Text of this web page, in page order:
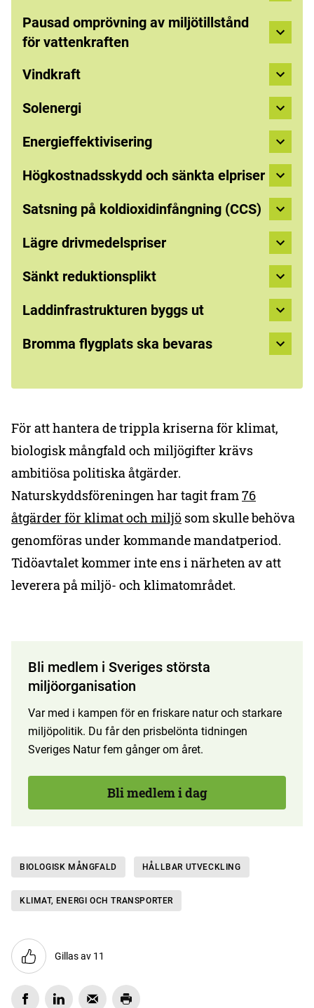
Pausad omprövning av miljötillstånd
för vattenkraften
Vindkraft
Solenergi
Energieffektivisering
Högkostnadsskydd och sänkta elpriser
Satsning på koldioxidinfångning (CCS)
Lägre drivmedelspriser
Sänkt reduktionsplikt
Laddinfrastrukturen byggs ut
Bromma flygplats ska bevaras
För att hantera de trippla kriserna för klimat,
biologisk mångfald och miljögifter krävs
ambitiösa politiska åtgärder.
Naturskyddsföreningen har tagit fram76
åtgärder för klimat och miljö som skulle behöva
genomföras under kommande mandatperiod.
Tidöavtalet kommer inte ens i närheten av att
leverera på miljö- och klimatområdet.
Bli medlem i Sveriges största
miljöorganisation
Var med i kampen för en friskare natur och starkare
miljöpolitik. Du får den prisbelönta tidningen
Sveriges Natur fem gånger om året.
Bli medlem i dag
BIOLOGISK MÅNGFALD HÅLLBAR UTVECKLING
KLIMAT, ENERGI OCH TRANSPORTER
Gillas av 11